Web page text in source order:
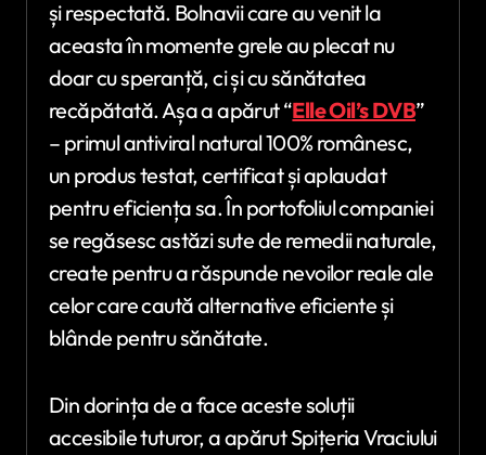
și respectată. Bolnavii care au venit la
aceasta în momente grele au plecat nu
doar cu speranță, ci și cu sănătatea
recăpătată. Așa a apărut “Elle Oil’s DVB”
– primul antiviral natural 100% românesc,
un produs testat, certificat și aplaudat
pentru eficiența sa. În portofoliul companiei
se regăsesc astăzi sute de remedii naturale,
create pentru a răspunde nevoilor reale ale
celor care caută alternative eficiente și
blânde pentru sănătate.
Din dorința de a face aceste soluții
accesibile tuturor, a apărut Spițeria Vraciului